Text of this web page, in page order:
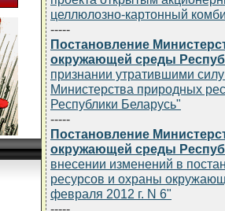
целлюлозно-картонный
-----
Постановление
окружающей среды
признании утратившими
Министерства природных
Республики Беларусь"
-----
Постановление
окружающей среды
внесении изменений в
ресурсов и охраны
февраля 2012 г. N 6"